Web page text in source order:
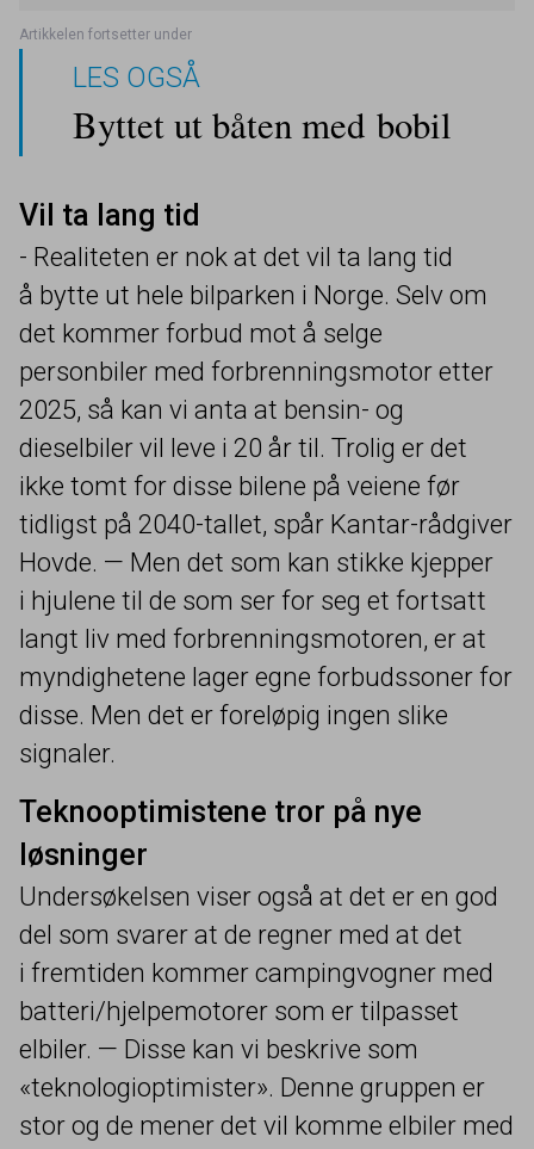
LES OGSÅ
Byttet ut båten med bobil
Vil ta lang tid
- Realiteten er nok at det vil ta lang tid
å bytte ut hele bilparken i Norge. Selv om
det kommer forbud mot å selge
personbiler med forbrenningsmotor etter
2025, så kan vi anta at bensin- og
dieselbiler vil leve i 20 år til. Trolig er det
ikke tomt for disse bilene på veiene før
tidligst på 2040-tallet, spår Kantar-rådgiver
Hovde. — Men det som kan stikke kjepper
i hjulene til de som ser for seg et fortsatt
langt liv med forbrenningsmotoren, er at
myndighetene lager egne forbudssoner for
disse. Men det er foreløpig ingen slike
signaler.
Teknooptimistene tror på nye
løsninger
Undersøkelsen viser også at det er en god
del som svarer at de regner med at det
i fremtiden kommer campingvogner med
batteri/​hjelpemotorer som er tilpasset
elbiler. — Disse kan vi beskrive som
«teknologioptimister». Denne gruppen er
stor og de mener det vil komme elbiler med